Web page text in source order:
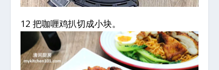
12 把咖喱鸡扒切成小块。